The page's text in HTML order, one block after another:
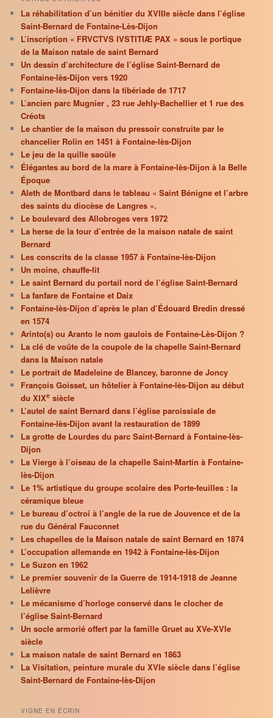
La réhabilitation d’un bénitier du XVIIIe siècle dans l’église
Saint-Bernard de Fontaine-Lès-Dijon
L’inscription « FRVCTVS IVSTITIÆ PAX » sous le portique
de la Maison natale de saint Bernard
Un dessin d’architecture de l’église Saint-Bernard de
Fontaine-lès-Dijon vers 1920
Fontaine-lès-Dijon dans la tibériade de 1717
L’ancien parc Mugnier , 23 rue Jehly-Bachellier et 1 rue des
Créots
Le chantier de la maison du pressoir construite par le
chancelier Rolin en 1451 à Fontaine-lès-Dijon
Le jeu de la quille saoûle
Élégantes au bord de la mare à Fontaine-lès-Dijon à la Belle
Époque
Aleth de Montbard dans le tableau « Saint Bénigne et l’arbre
des saints du diocèse de Langres ».
Le boulevard des Allobroges vers 1972
La herse de la tour d’entrée de la maison natale de saint
Bernard
Les conscrits de la classe 1957 à Fontaine-lès-Dijon
Un moine, chauffe-lit
Le saint Bernard du portail nord de l’église Saint-Bernard
La fanfare de Fontaine et Daix
Fontaine-lès-Dijon d’après le plan d’Édouard Bredin dressé
en 1574
Arinto(s) ou Aranto le nom gaulois de Fontaine-Lès-Dijon ?
La clé de voûte de la coupole de la chapelle Saint-Bernard
dans la Maison natale
Le portrait de Madeleine de Blancey, baronne de Joncy
François Goisset, un hôtelier à Fontaine-lès-Dijon au début
du XIXe siècle
L’autel de saint Bernard dans l’église paroissiale de
Fontaine-lès-Dijon avant la restauration de 1899
La grotte de Lourdes du parc Saint-Bernard à Fontaine-lès-
Dijon
La Vierge à l’oiseau de la chapelle Saint-Martin à Fontaine-
lès-Dijon
Le 1% artistique du groupe scolaire des Porte-feuilles : la
céramique bleue
Le bureau d’octroi à l’angle de la rue de Jouvence et de la
rue du Général Fauconnet
Les chapelles de la Maison natale de saint Bernard en 1874
L’occupation allemande en 1942 à Fontaine-lès-Dijon
Le Suzon en 1962
Le premier souvenir de la Guerre de 1914-1918 de Jeanne
Lelièvre
Le mécanisme d’horloge conservé dans le clocher de
l’église Saint-Bernard
Un socle armorié offert par la famille Gruet au XVe-XVIe
siècle
La maison natale de saint Bernard en 1863
La Visitation, peinture murale du XVIe siècle dans l’église
Saint-Bernard de Fontaine-lès-Dijon
VIGNE EN ÉCRIN